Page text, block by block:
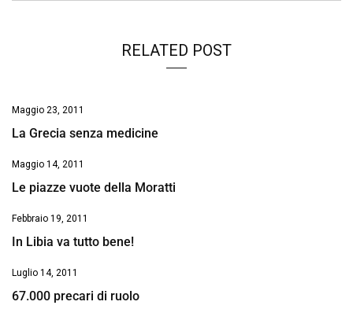
RELATED POST
Maggio 23, 2011
La Grecia senza medicine
Maggio 14, 2011
Le piazze vuote della Moratti
Febbraio 19, 2011
In Libia va tutto bene!
Luglio 14, 2011
67.000 precari di ruolo